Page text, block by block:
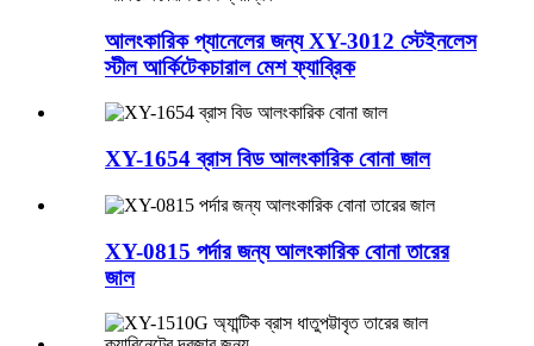
আলংকারিক প্যানেলের জন্য XY-3012 স্টেইনলেস
স্টীল আর্কিটেকচারাল মেশ ফ্যাব্রিক
XY-1654 ব্রাস বিড আলংকারিক বোনা জাল
XY-0815 পর্দার জন্য আলংকারিক বোনা তারের
জাল